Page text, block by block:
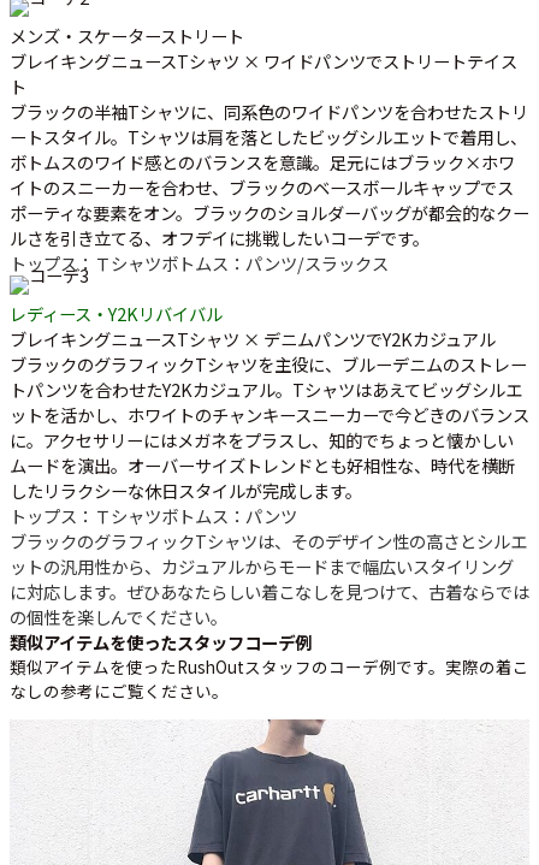
メンズ・スケーターストリート
ブレイキングニュースTシャツ × ワイドパンツでストリートテイス
ト
ブラックの半袖Tシャツに、同系色のワイドパンツを合わせたストリ
ートスタイル。Tシャツは肩を落としたビッグシルエットで着用し、
ボトムスのワイド感とのバランスを意識。足元にはブラック×ホワ
イトのスニーカーを合わせ、ブラックのベースボールキャップでス
ポーティな要素をオン。ブラックのショルダーバッグが都会的なクー
ルさを引き立てる、オフデイに挑戦したいコーデです。
トップス：Ｔシャツボトムス：パンツ/スラックス
レディース・Y2Kリバイバル
ブレイキングニュースTシャツ × デニムパンツでY2Kカジュアル
ブラックのグラフィックTシャツを主役に、ブルーデニムのストレー
トパンツを合わせたY2Kカジュアル。Tシャツはあえてビッグシルエ
ットを活かし、ホワイトのチャンキースニーカーで今どきのバランス
に。アクセサリーにはメガネをプラスし、知的でちょっと懐かしい
ムードを演出。オーバーサイズトレンドとも好相性な、時代を横断
したリラクシーな休日スタイルが完成します。
トップス：Ｔシャツボトムス：パンツ
ブラックのグラフィックTシャツは、そのデザイン性の高さとシルエ
ットの汎用性から、カジュアルからモードまで幅広いスタイリング
に対応します。ぜひあなたらしい着こなしを見つけて、古着ならでは
の個性を楽しんでください。
類似アイテムを使ったスタッフコーデ例
類似アイテムを使ったRushOutスタッフのコーデ例です。実際の着こ
なしの参考にご覧ください。